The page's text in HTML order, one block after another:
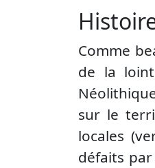
Comme
de la
sur le
locales
défaits